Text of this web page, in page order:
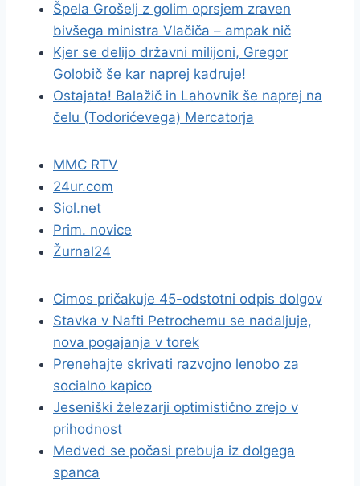
Špela Grošelj z golim oprsjem zraven
bivšega ministra Vlačiča – ampak nič
Kjer se delijo državni milijoni, Gregor
Golobič še kar naprej kadruje!
Ostajata! Balažič in Lahovnik še naprej na
čelu (Todorićevega) Mercatorja
MMC RTV
24ur.com
Siol.net
Prim. novice
Žurnal24
Cimos pričakuje 45-odstotni odpis dolgov
Stavka v Nafti Petrochemu se nadaljuje,
nova pogajanja v torek
Prenehajte skrivati razvojno lenobo za
socialno kapico
Jeseniški železarji optimistično zrejo v
prihodnost
Medved se počasi prebuja iz dolgega
spanca